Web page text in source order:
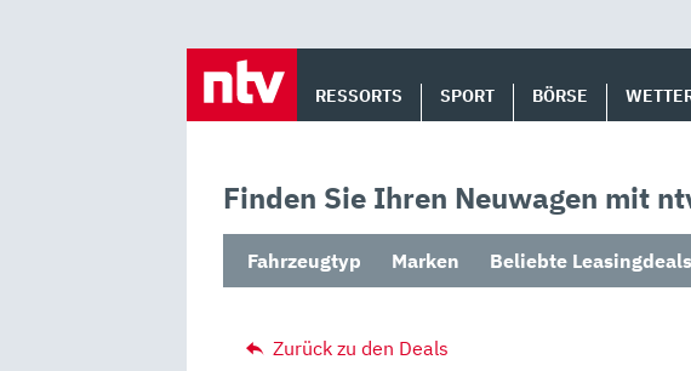
RESSORTS SPORT BÖRSE
Finden Sie Ihren Neuwagen mit
Fahrzeugtyp Marken Beliebte Leasingdeals
Zurück zu den Deals